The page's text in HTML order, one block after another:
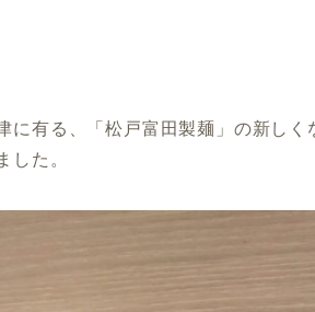
に有る、「松戸富田製麺」の新しく
した。